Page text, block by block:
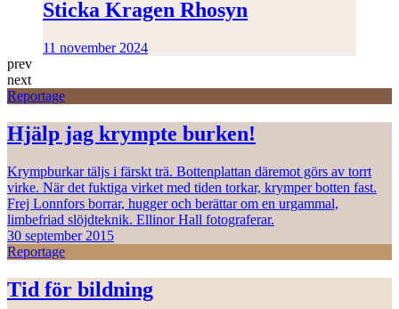
Sticka Kragen Rhosyn
11 november 2024
prev
next
Reportage
Hjälp jag krympte burken!
Krympburkar täljs i färskt trä. Bottenplattan däremot görs av torrt
virke. När det fuktiga virket med tiden torkar, krymper botten fast.
Frej Lonnfors borrar, hugger och berättar om en urgammal,
limbefriad slöjdteknik. Ellinor Hall fotograferar.
30 september 2015
Reportage
Tid för bildning